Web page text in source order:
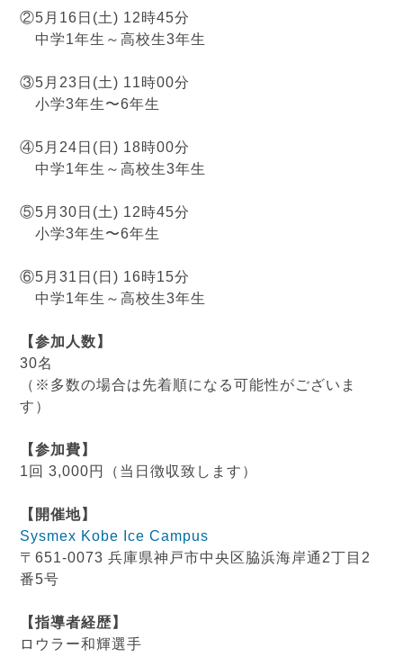
②5月16日(土) 12時45分
中学1年生～高校生3年生
③5月23日(土) 11時00分
小学3年生〜6年生
④5月24日(日) 18時00分
中学1年生～高校生3年生
⑤5月30日(土) 12時45分
小学3年生〜6年生
⑥5月31日(日) 16時15分
中学1年生～高校生3年生
【参加人数】
30名
（※多数の場合は先着順になる可能性がございま
す）
【参加費】
1回 3,000円（当日徴収致します）
【開催地】
Sysmex Kobe Ice Campus
〒651-0073 兵庫県神戸市中央区脇浜海岸通2丁目2
番5号
【指導者経歴】
ロウラー和輝選手